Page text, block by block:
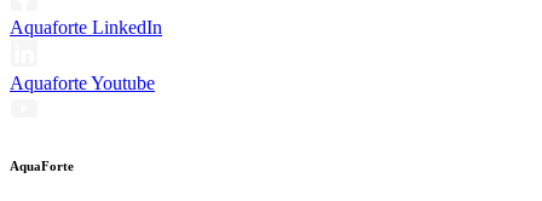
Aquaforte LinkedIn
Aquaforte Youtube
AquaForte